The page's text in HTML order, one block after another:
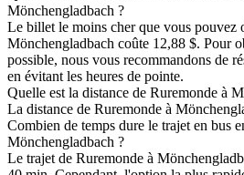
Mönchengladbach ?
Le billet le moins cher que vous pouvez
Mönchengladbach coûte 12,88 $. Pour
possible, nous vous recommandons de
en évitant les heures de pointe.
Quelle est la distance de Ruremonde à
La distance de Ruremonde à
Combien de temps dure le trajet en bus
Mönchengladbach ?
Le trajet de Ruremonde à